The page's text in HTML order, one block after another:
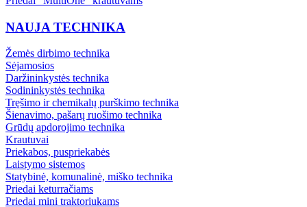
NAUJA TECHNIKA
Žemės dirbimo technika
Sėjamosios
Daržininkystės technika
Sodininkystės technika
Tręšimo ir chemikalų purškimo technika
Šienavimo, pašarų ruošimo technika
Grūdų apdorojimo technika
Krautuvai
Priekabos, puspriekabės
Laistymo sistemos
Statybinė, komunalinė, miško technika
Priedai keturračiams
Priedai mini traktoriukams